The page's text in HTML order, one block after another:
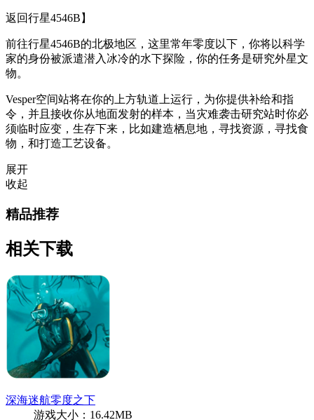
返回行星4546B】
前往行星4546B的北极地区，这里常年零度以下，你将以科学
家的身份被派遣潜入冰冷的水下探险，你的任务是研究外星文
物。
Vesper空间站将在你的上方轨道上运行，为你提供补给和指
令，并且接收你从地面发射的样本，当灾难袭击研究站时你必
须临时应变，生存下来，比如建造栖息地，寻找资源，寻找食
物，和打造工艺设备。
展开
收起
精品推荐
相关下载
深海迷航零度之下
游戏大小：16.42MB